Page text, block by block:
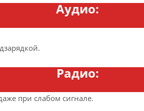
Аудио:
Радио:
при слабом сигнале.